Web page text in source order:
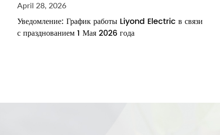
April 28, 2026
Уведомление: График работы Liyond Electric в связи
с празднованием 1 Мая 2026 года